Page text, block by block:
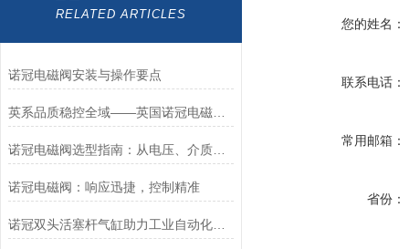
RELATED ARTICLES
诺冠电磁阀安装与操作要点
英系品质稳控全域——英国诺冠电磁阀专属方案
诺冠电磁阀选型指南：从电压、介质到防爆等级的精准匹配
诺冠电磁阀：响应迅捷，控制精准
诺冠双头活塞杆气缸助力工业自动化迈向新高度
您的姓名：
联系电话：
常用邮箱：
省份：